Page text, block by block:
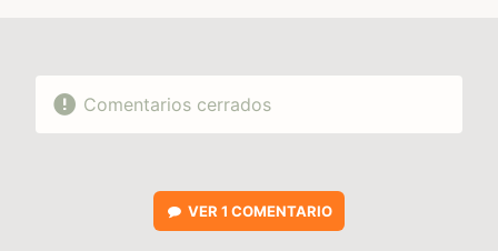
Comentarios cerrados
VER 1 COMENTARIO